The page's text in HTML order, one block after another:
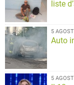
liste
5
Auto
5